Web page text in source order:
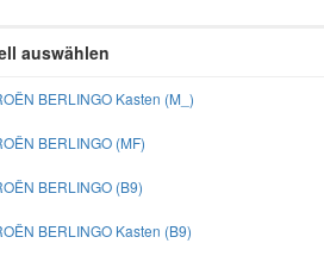
auswählen
BERLINGO Kasten (M_)
BERLINGO (MF)
BERLINGO (B9)
BERLINGO Kasten (B9)